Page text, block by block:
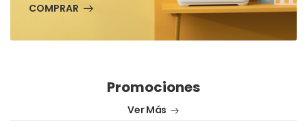
COMPRAR
Promociones
Ver Más